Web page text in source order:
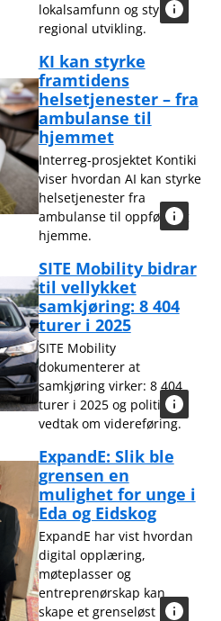
lokalsamfunn og styrke
regional utvikling.
KI kan styrke
framtidens
helsetjenester – fra
ambulanse til
hjemmet
Interreg-prosjektet Kontiki
viser hvordan AI kan styrke
helsetjenester fra
ambulanse til oppfølging
hjemme.
SITE Mobility bidrar
til vellykket
samkjøring: 8 404
turer i 2025
SITE Mobility
dokumenterer at
samkjøring virker: 8 404
turer i 2025 og politisk
vedtak om videreføring.
ExpandE: Slik ble
grensen en
mulighet for unge i
Eda og Eidskog
ExpandE har vist hvordan
digital opplæring,
møteplasser og
entreprenørskap kan
skape et grenseløst